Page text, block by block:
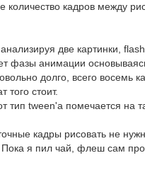
количество кадров между
две картинки,
фазы анимации
долго, всего восемь
того стоит.
тип tween'а помечается на
кадры рисовать не
я пил чай, флеш сам